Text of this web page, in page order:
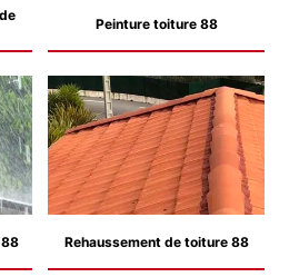
Peinture toiture 88
Rehaussement de toiture 88